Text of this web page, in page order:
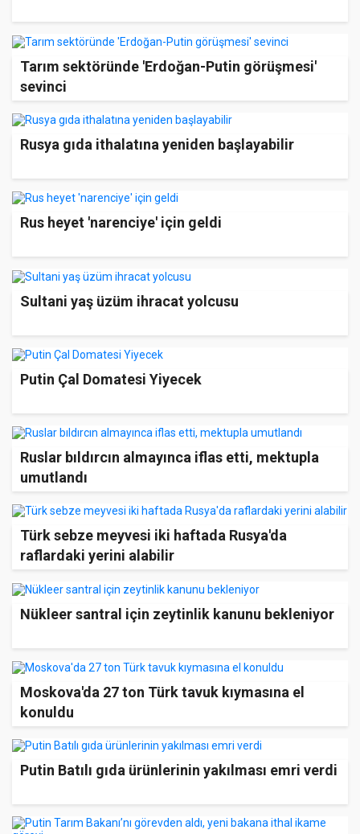
Tarım sektöründe 'Erdoğan-Putin görüşmesi'
sevinci
Rusya gıda ithalatına yeniden başlayabilir
Rus heyet 'narenciye' için geldi
Sultani yaş üzüm ihracat yolcusu
Putin Çal Domatesi Yiyecek
Ruslar bıldırcın almayınca iflas etti, mektupla
umutlandı
Türk sebze meyvesi iki haftada Rusya'da
raflardaki yerini alabilir
Nükleer santral için zeytinlik kanunu bekleniyor
Moskova'da 27 ton Türk tavuk kıymasına el
konuldu
Putin Batılı gıda ürünlerinin yakılması emri verdi